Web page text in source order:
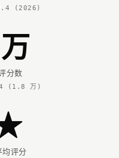
(2026)
万
分数
(1.8 万)
评分